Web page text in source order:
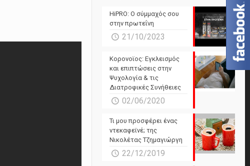
N/A
N/A N/A
N/A N/A
HiPRO: Ο σύμμαχός σου
στην πρωτεΐνη
21/10/2023
Κορονοϊος: Εγκλεισμός
και επιπτώσεις στην
Ψυχολογία & τις
Διατροφικές Συνήθειες
02/06/2020
Τι μου προσφέρει ένας
ντεκαφεϊνέ; της
Νικολέτας Τζημαγιώργη
22/12/2019